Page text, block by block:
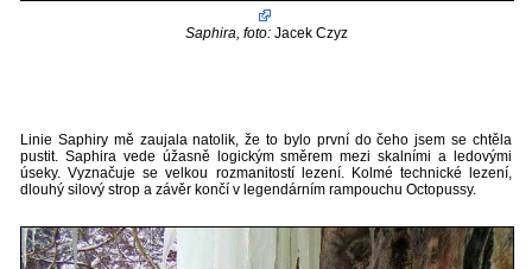
Saphira, foto: Jacek Czyz
Linie Saphiry mě zaujala natolik, že to bylo první do čeho jsem se chtěla
pustit. Saphira vede úžasně logickým směrem mezi skalními a ledovými
úseky. Vyznačuje se velkou rozmanitostí lezení. Kolmé technické lezení,
dlouhý silový strop a závěr končí v legendárním rampouchu Octopussy.